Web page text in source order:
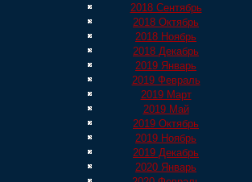
2018 Сентябрь
2018 Октябрь
2018 Ноябрь
2018 Декабрь
2019 Январь
2019 Февраль
2019 Март
2019 Май
2019 Октябрь
2019 Ноябрь
2019 Декабрь
2020 Январь